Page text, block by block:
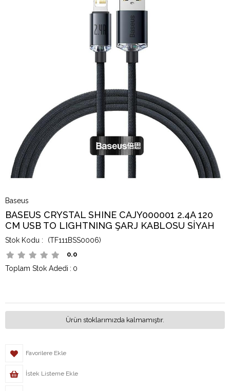
Baseus
BASEUS CRYSTAL SHINE CAJY000001 2.4A 120
CM USB TO LIGHTNING ŞARJ KABLOSU SİYAH
(TF111BSS0006)
0.0
Toplam Stok Adedi : 0
Ürün stoklarımızda kalmamıştır.
Favorilere Ekle
İstek Listeme Ekle